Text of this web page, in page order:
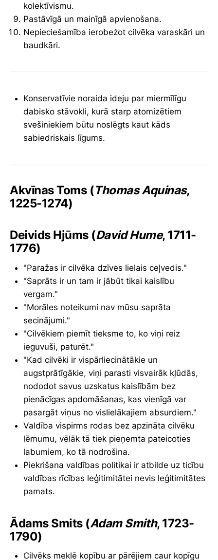
kolektīvismu.
Pastāvīgā un mainīgā apvienošana.
Nepieciešamība ierobežot cilvēka varaskāri un
baudkāri.
Konservatīvie noraida ideju par miermīlīgu
dabisko stāvokli, kurā starp atomizētiem
svešiniekiem būtu noslēgts kaut kāds
sabiedriskais līgums.
Akvīnas Toms (Thomas Aquinas,
1225-1274)
Deivids Hjūms (David Hume, 1711-
1776)
"Paražas ir cilvēka dzīves lielais ceļvedis."
"Saprāts ir un tam ir jābūt tikai kaislību
vergam."
"Morāles noteikumi nav mūsu saprāta
secinājumi."
"Cilvēkiem piemīt tieksme to, ko viņi reiz
ieguvuši, paturēt."
"Kad cilvēki ir vispārliecinātākie un
augstprātīgākie, viņi parasti visvairāk kļūdās,
nododot savus uzskatus kaislībām bez
pienācīgas apdomāšanas, kas vienīgā var
pasargāt viņus no vislielākajiem absurdiem."
Valdība vispirms rodas bez apzināta cilvēku
lēmumu, vēlāk tā tiek pieņemta pateicoties
labumiem, ko tā nodrošina.
Piekrišana valdības politikai ir atbilde uz ticību
valdības rīcības leģitimitātei nevis leģitimitātes
pamats.
Ādams Smits (Adam Smith, 1723-
1790)
Cilvēks meklē kopību ar pārējiem caur kopīgu